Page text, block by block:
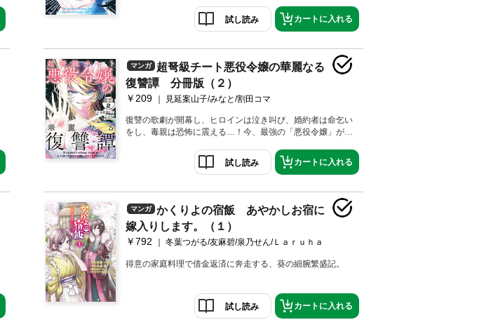
試し読み
カートに入れる
マンガ
超弩級チート悪役令嬢の華麗なる
復讐譚 分冊版（２）
￥209 見延案山子/みなと/割田コマ
復讐の歌劇が開幕し、ヒロインは泣き叫び、婚約者は命乞い
をし、毒親は恐怖に震える…！今、最強の「悪役令嬢」が、
試し読み
カートに入れる
マンガ
かくりよの宿飯 あやかしお宿に
嫁入りします。（１）
￥792 冬葉つがる/友麻碧/泉乃せん/Ｌａｒｕｈａ
得意の家庭料理で借金返済に奔走する、葵の細腕繁盛記。
試し読み カートに入れる